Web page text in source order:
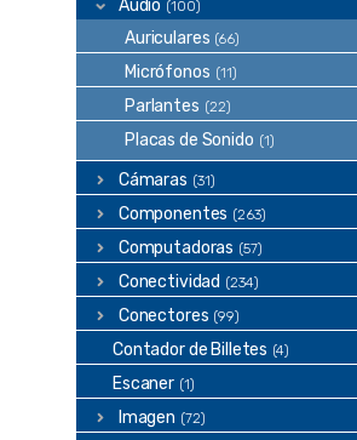
Audio (100)
Auriculares (66)
Micrófonos (11)
Parlantes (22)
Placas de Sonido (1)
Cámaras (31)
Componentes (263)
Computadoras (57)
Conectividad (234)
Conectores (99)
Contador de Billetes (4)
Escaner (1)
Imagen (72)